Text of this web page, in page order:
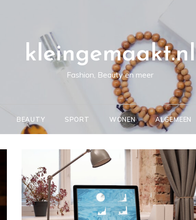
kleingemaakt.nl
Fashion, Beauty en meer
BEAUTY SPORT WONEN ALGEMEEN